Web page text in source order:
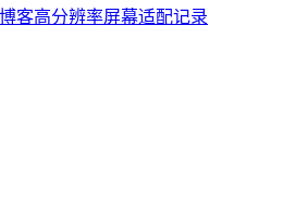
客高分辨率屏幕适配记录